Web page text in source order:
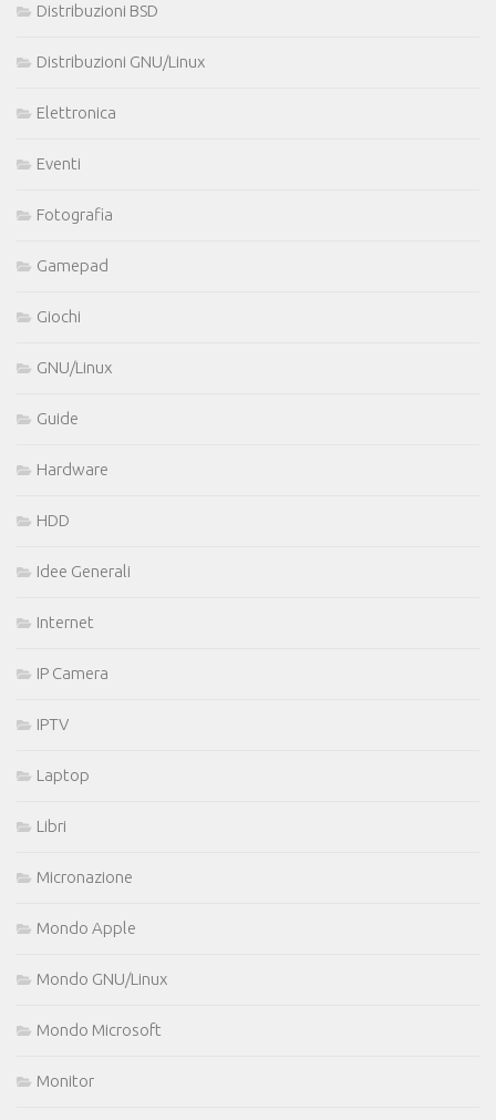
Distribuzioni BSD
Distribuzioni GNU/Linux
Elettronica
Eventi
Fotografia
Gamepad
Giochi
GNU/Linux
Guide
Hardware
HDD
Idee Generali
Internet
IP Camera
IPTV
Laptop
Libri
Micronazione
Mondo Apple
Mondo GNU/Linux
Mondo Microsoft
Monitor